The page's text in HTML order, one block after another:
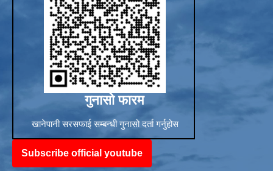
गुनासो फारम
खानेपानी सरसफाई सम्बन्धी गुनासो दर्ता गर्नुहोस
Subscribe official youtube